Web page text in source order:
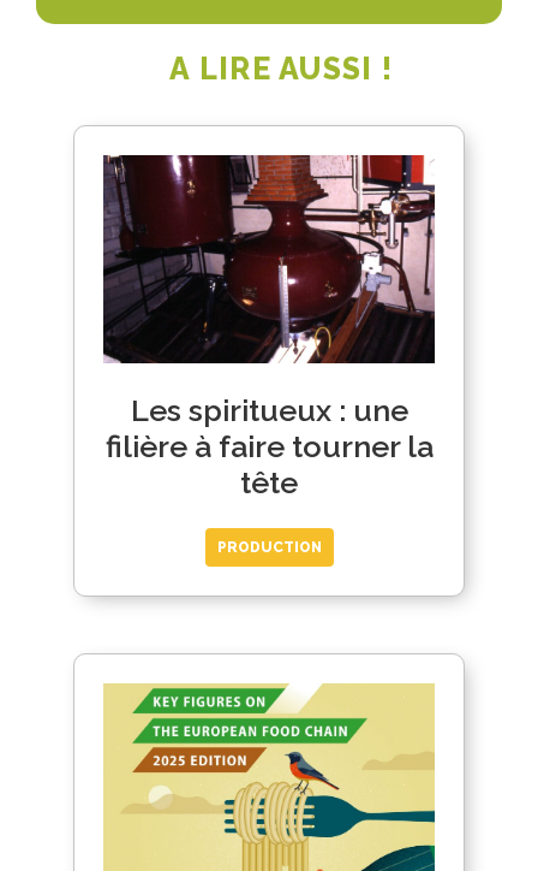
A LIRE AUSSI !
Les spiritueux : une
filière à faire tourner la
tête
PRODUCTION